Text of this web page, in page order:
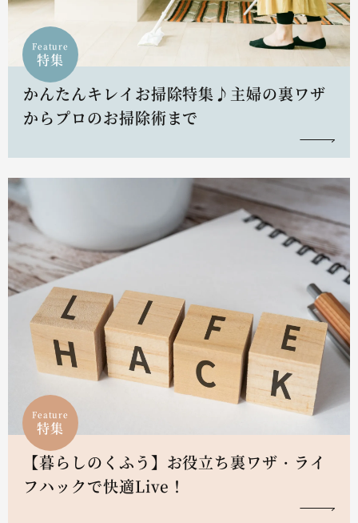
Feature
特集
かんたんキレイお掃除特集♪主婦の裏ワザ
からプロのお掃除術まで
Feature
特集
【暮らしのくふう】お役立ち裏ワザ・ライ
フハックで快適Live！